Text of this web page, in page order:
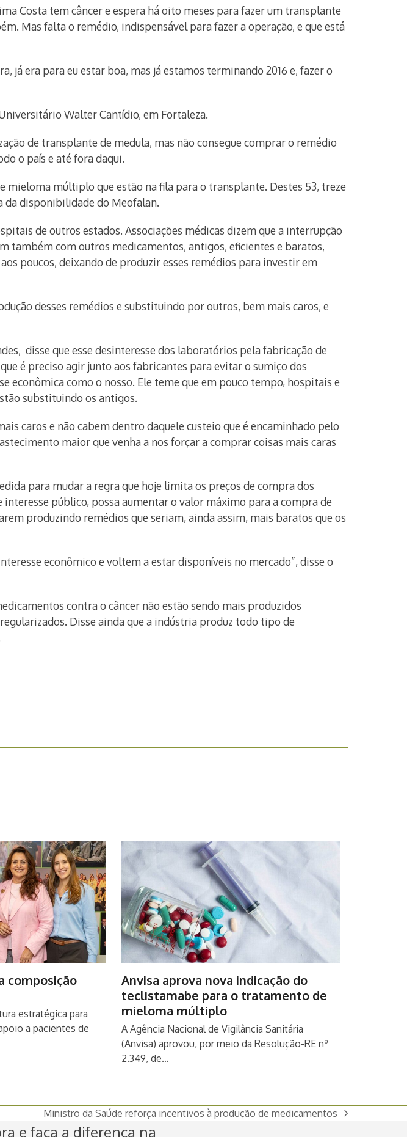
Costa tem câncer e espera há oito meses para fazer um transplante
Mas falta o remédio, indispensável para fazer a operação, e que está
já era para eu estar boa, mas já estamos terminando 2016 e, fazer o
Walter Cantídio, em Fortaleza.
de transplante de medula, mas não consegue comprar o remédio
o país e até fora daqui.
mieloma múltiplo que estão na fila para o transplante. Destes 53, treze
da disponibilidade do Meofalan.
de outros estados. Associações médicas dizem que a interrupção
também com outros medicamentos, antigos, eficientes e baratos,
poucos, deixando de produzir esses remédios para investir em
desses remédios e substituindo por outros, bem mais caros, e
disse que esse desinteresse dos laboratórios pela fabricação de
é preciso agir junto aos fabricantes para evitar o sumiço dos
como o nosso. Ele teme que em pouco tempo, hospitais e
substituindo os antigos.
caros e não cabem dentro daquele custeio que é encaminhado pelo
maior que venha a nos forçar a comprar coisas mais caras
para mudar a regra que hoje limita os preços de compra dos
público, possa aumentar o valor máximo para a compra de
produzindo remédios que seriam, ainda assim, mais baratos que os
econômico e voltem a estar disponíveis no mercado”, disse o
contra o câncer não estão sendo mais produzidos
Disse ainda que a indústria produz todo tipo de
composição
estratégica para
a pacientes de
Anvisa aprova nova indicação do
teclistamabe para o tratamento de
mieloma múltiplo
A Agência Nacional de Vigilância Sanitária
(Anvisa) aprovou, por meio da Resolução-RE nº
2.349, de…
next
post:
Ministro da Saúde reforça incentivos à produção de medicamentos
e faça a diferença na